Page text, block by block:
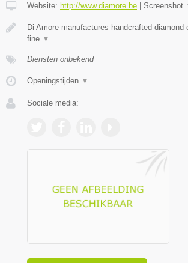
Website: http://www.diamore.be | Screenshot
Di Amore manufactures handcrafted diamond
fine ▼
Diensten onbekend
Openingstijden ▼
Sociale media: